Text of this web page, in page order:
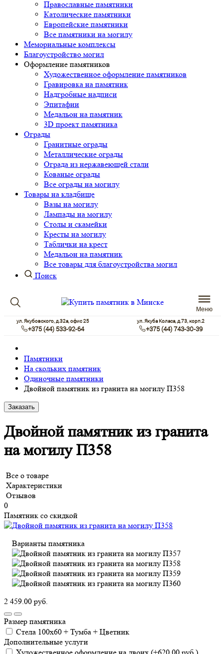
Православные памятники
Католические памятники
Европейские памятники
Все памятники на могилу
Мемориальные комплексы
Благоустройство могил
Оформление памятников
Художественное оформление памятников
Гравировка на памятник
Надгробные надписи
Эпитафии
Медальон на памятник
3D проект памятника
Ограды
Гранитные ограды
Металлические ограды
Ограда из нержавеющей стали
Кованые ограды
Все ограды на могилу
Товары на кладбище
Вазы на могилу
Лампады на могилу
Столы и скамейки
Кресты на могилу
Таблички на крест
Медальон на памятник
Все товары для благоустройства могил
Поиск
Меню
ул. Якубовского, д.32а, офис 25
+375 (44) 533-92-64
ул. Якуба Коласа, д.73, корп.2
+375 (44) 743-30-39
Памятники
На скольких памятник
Одиночные памятники
Двойной памятник из гранита на могилу П358
Заказать
Двойной памятник из гранита
на могилу П358
Все о товаре
Характеристики
Отзывов
0
Памятник со скидкой
Варианты памятника
2 459.00 руб.
Размер памятника
Стела 100х60 + Тумба + Цветник
Дополнительные услуги